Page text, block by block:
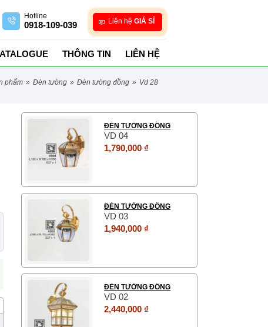
Hotline
0918-109-039 Liên hệ GIÁ SỈ
THÔNG TIN LIÊN HỆ
phẩm » đèn tường » đèn tường đồng » vd 28
ĐÈN TƯỜNG ĐỒNG
VD 04
1,790,000 ₫
ĐÈN TƯỜNG ĐỒNG
VD 03
1,940,000 ₫
ĐÈN TƯỜNG ĐỒNG
VD 02
2,440,000 ₫